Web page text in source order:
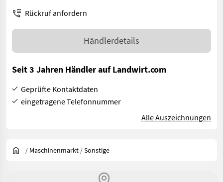
Rückruf anfordern
Händlerdetails
Seit 3 Jahren Händler auf Landwirt.com
Geprüfte Kontaktdaten
eingetragene Telefonnummer
Alle Auszeichnungen
/ Maschinenmarkt /Sonstige